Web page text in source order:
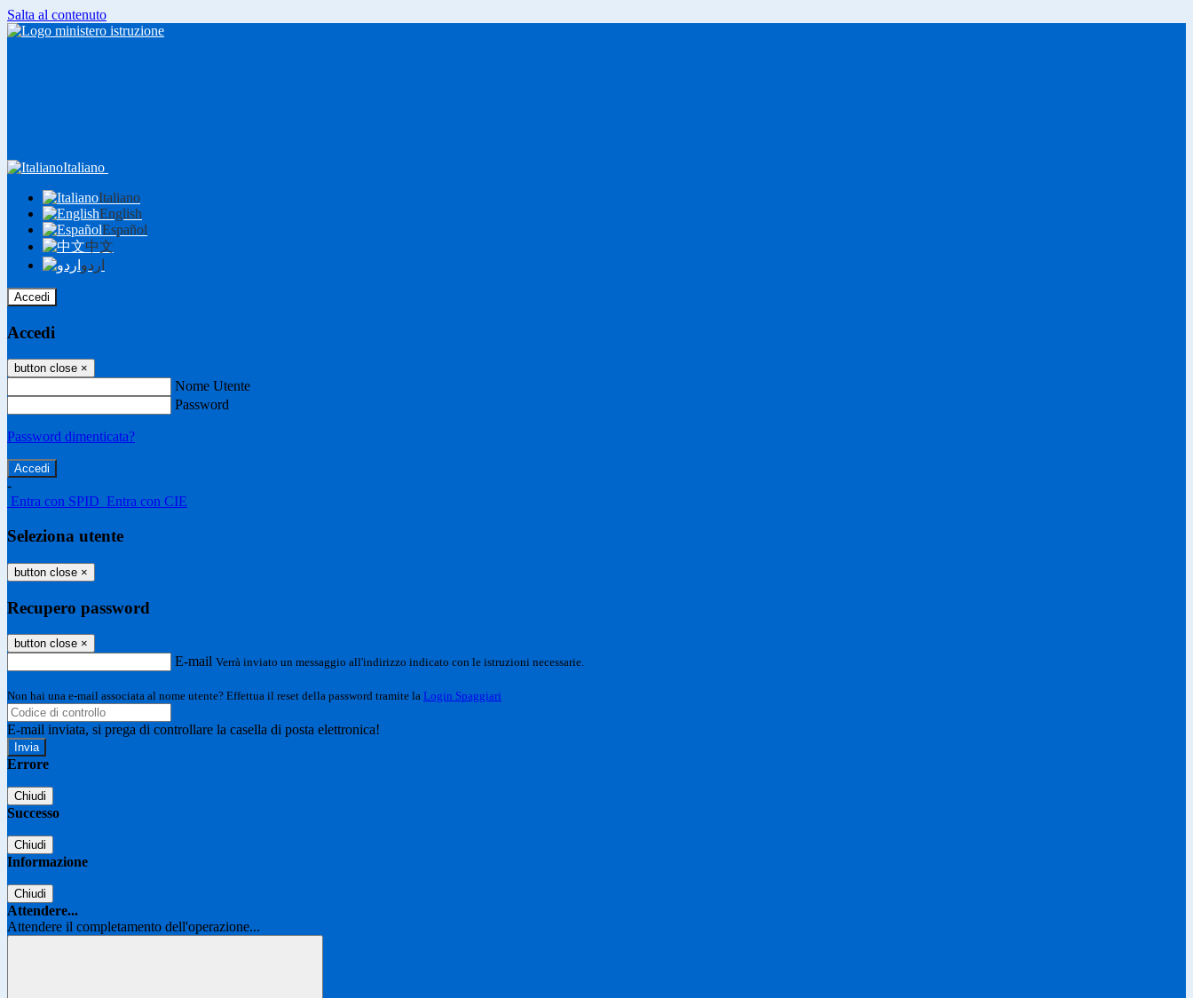
Salta al contenuto
Italiano
Italiano
English
Español
中文
اردو
Accedi
Accedi
button close ×
Nome Utente
Password
Password dimenticata?
-
Entra con SPID Entra con CIE
Seleziona utente
button close ×
Recupero password
button close ×
E-mail Verrà inviato un messaggio all'indirizzo indicato con le istruzioni necessarie.
Non hai una e-mail associata al nome utente? Effettua il reset della password tramite la Login Spaggiari
E-mail inviata, si prega di controllare la casella di posta elettronica!
Errore
Chiudi
Successo
Chiudi
Informazione
Chiudi
Attendere...
Attendere il completamento dell'operazione...